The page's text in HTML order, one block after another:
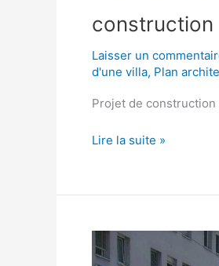
construction
Laisser un
d'une villa, Plan
Projet de construction
Lire la suite »
construction
villa